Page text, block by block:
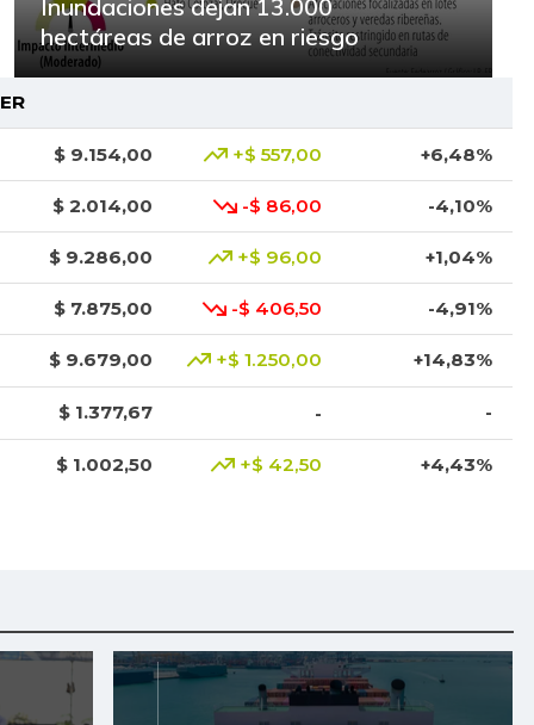
Inundaciones dejan 13.000
hectáreas de arroz en riesgo
$ 9.154,00 +$ 557,00 +6,48%
$ 2.014,00 -$ 86,00 -4,10%
$ 9.286,00 +$ 96,00 +1,04%
$ 7.875,00 -$ 406,50 -4,91%
$ 9.679,00 +$ 1.250,00 +14,83%
$ 1.377,67 - -
$ 1.002,50 +$ 42,50 +4,43%
$ 1.546,67 +$ 146,67